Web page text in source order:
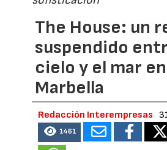
The House: un
suspendido
cielo y el mar en
Marbella
Redacción Interempresas
1461